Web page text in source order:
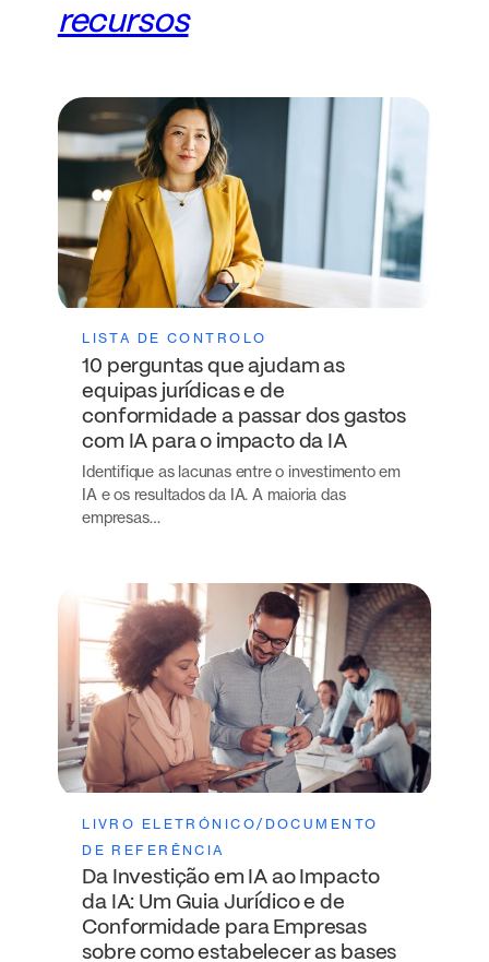
recursos
LISTA DE CONTROLO
10 perguntas que ajudam as
equipas jurídicas e de
conformidade a passar dos gastos
com IA para o impacto da IA
Identifique as lacunas entre o investimento em
IA e os resultados da IA. A maioria das
empresas…
LIVRO ELETRÓNICO/DOCUMENTO
DE REFERÊNCIA
Da Investição em IA ao Impacto
da IA: Um Guia Jurídico e de
Conformidade para Empresas
sobre como estabelecer as bases